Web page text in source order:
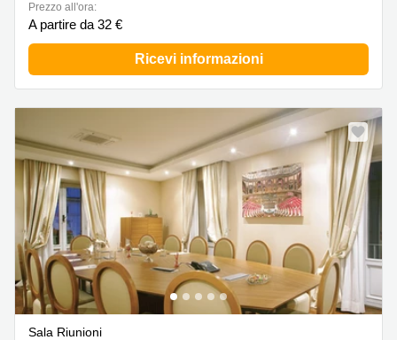
Prezzo all'ora:
A partire da 32 €
Ricevi informazioni
Sala Riunioni